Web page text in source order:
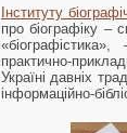
Інституту
про біографіку –
практично-
Україні давніх
інформаційно-